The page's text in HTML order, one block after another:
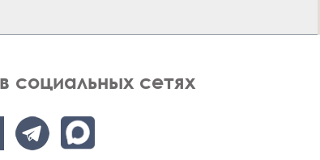
социальных сетях